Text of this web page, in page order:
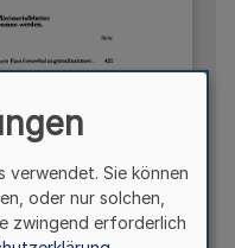
verwendet. Sie können
oder nur solchen,
zwingend erforderlich